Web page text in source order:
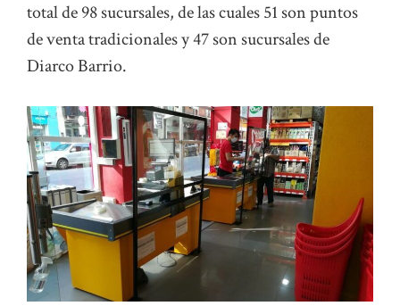
total de 98 sucursales, de las cuales 51 son puntos
de venta tradicionales y 47 son sucursales de
Diarco Barrio.